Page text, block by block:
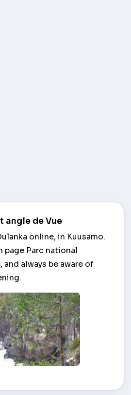
angle de Vue
online, in Kuusamo.
page Parc national
and always be aware of